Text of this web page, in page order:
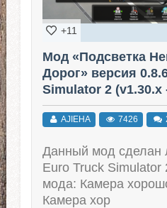
+11
Мод «Подсветка
Дорог» версия
Simulator 2 (v1.30.x
AJIEHA 7426
Данный мод сделан
Euro Truck Simulator
мода: Камера
Камера хор